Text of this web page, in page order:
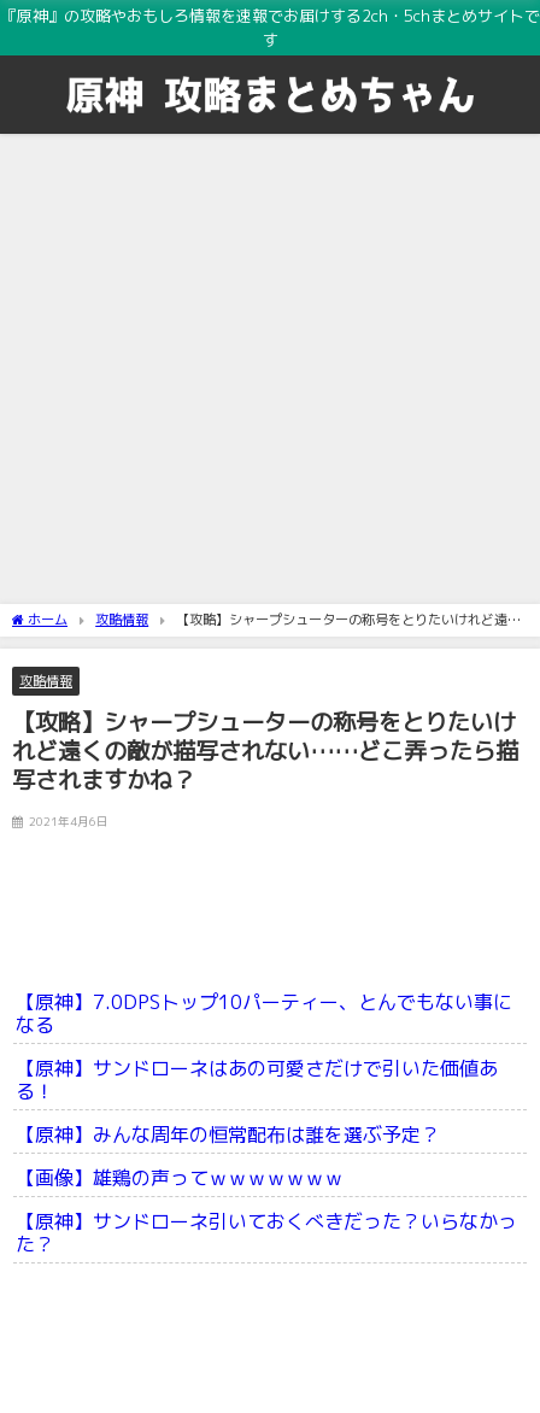
『原神』の攻略やおもしろ情報を速報でお届けする2ch・5chまとめサイトで
す
ホーム 攻略情報
【攻略】シャープシューターの称号をとりたいけれど遠く
の敵が描写されない……どこ弄ったら描写されますかね？
攻略情報
【攻略】シャープシューターの称号をとりたいけ
れど遠くの敵が描写されない……どこ弄ったら描
写されますかね？
2021年4月6日
【原神】7.0DPSトップ10パーティー、とんでもない事に
なる
【原神】サンドローネはあの可愛さだけで引いた価値あ
る！
【原神】みんな周年の恒常配布は誰を選ぶ予定？
【画像】雄鶏の声ってｗｗｗｗｗｗｗ
【原神】サンドローネ引いておくべきだった？いらなかっ
た？